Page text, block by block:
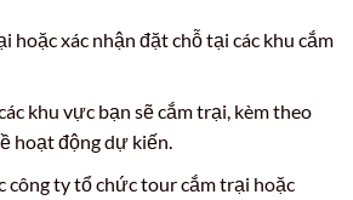
hoặc xác nhận đặt chỗ tại các khu cắm
khu vực bạn sẽ cắm trại, kèm theo
hoạt động dự kiến.
công ty tổ chức tour cắm trại hoặc